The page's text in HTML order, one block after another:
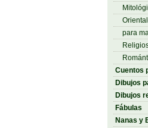
para
Cuentos
Dibujos
Dibujos
Fábulas
Nanas y